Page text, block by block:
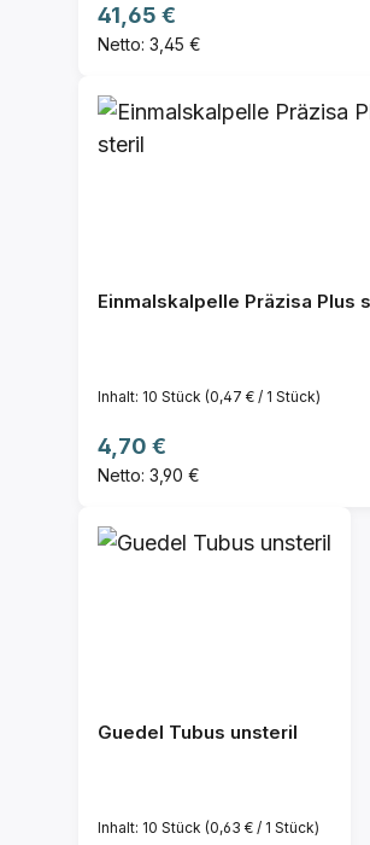
Regulärer Preis:
41,65 €
Netto: 3,45 €
Einmalskalpelle Präzisa Plus
Inhalt: 10 Stück (0,47 € / 1 Stück)
Regulärer Preis:
4,70 €
Netto: 3,90 €
Guedel Tubus unsteril
Inhalt: 10 Stück (0,63 € / 1 Stück)